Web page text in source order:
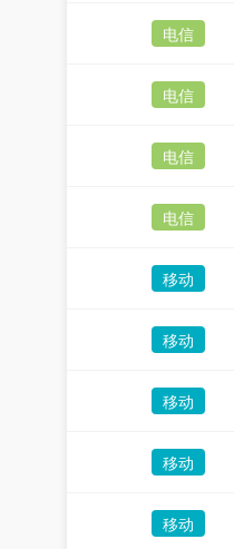
电信
电信
电信
电信
移动
移动
移动
移动
移动